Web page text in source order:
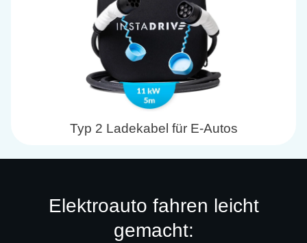
Typ 2 Ladekabel für E-Autos
Elektroauto fahren leicht
gemacht: